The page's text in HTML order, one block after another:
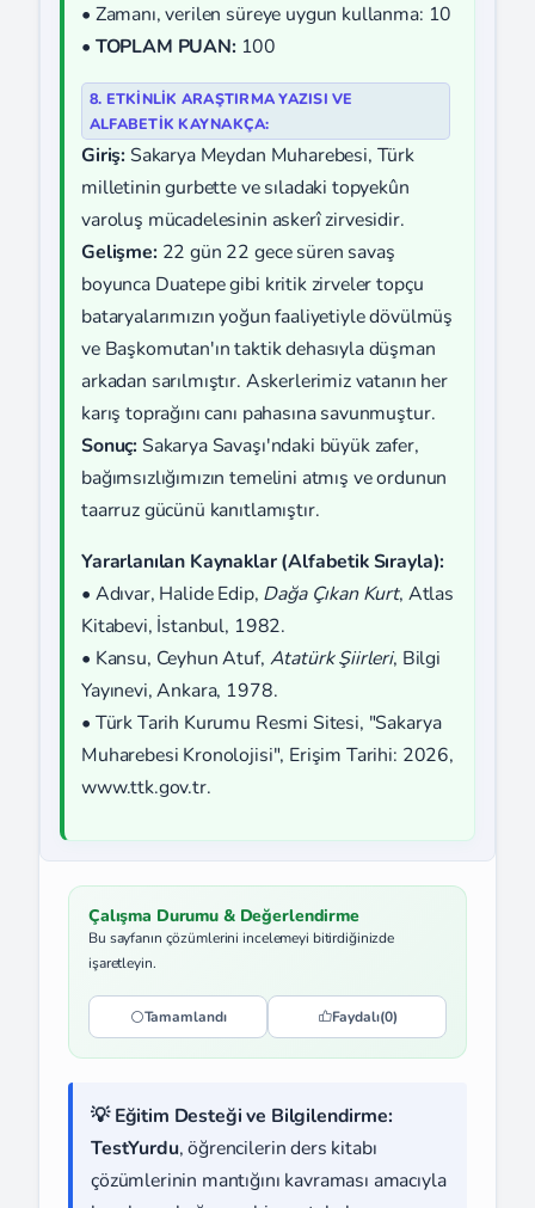
• Zamanı, verilen süreye uygun kullanma: 10
• TOPLAM PUAN: 100
8. ETKİNLİK ARAŞTIRMA YAZISI VE
ALFABETİK KAYNAKÇA:
Giriş: Sakarya Meydan Muharebesi, Türk
milletinin gurbette ve sıladaki topyekûn
varoluş mücadelesinin askerî zirvesidir.
Gelişme: 22 gün 22 gece süren savaş
boyunca Duatepe gibi kritik zirveler topçu
bataryalarımızın yoğun faaliyetiyle dövülmüş
ve Başkomutan'ın taktik dehasıyla düşman
arkadan sarılmıştır. Askerlerimiz vatanın her
karış toprağını canı pahasına savunmuştur.
Sonuç: Sakarya Savaşı'ndaki büyük zafer,
bağımsızlığımızın temelini atmış ve ordunun
taarruz gücünü kanıtlamıştır.
Yararlanılan Kaynaklar (Alfabetik Sırayla):
• Adıvar, Halide Edip, Dağa Çıkan Kurt, Atlas
Kitabevi, İstanbul, 1982.
• Kansu, Ceyhun Atuf, Atatürk Şiirleri, Bilgi
Yayınevi, Ankara, 1978.
• Türk Tarih Kurumu Resmi Sitesi, "Sakarya
Muharebesi Kronolojisi", Erişim Tarihi: 2026,
www.ttk.gov.tr.
Çalışma Durumu & Değerlendirme
Bu sayfanın çözümlerini incelemeyi bitirdiğinizde
işaretleyin.
Tamamlandı Faydalı(0)
💡 Eğitim Desteği ve Bilgilendirme:
TestYurdu, öğrencilerin ders kitabı
çözümlerinin mantığını kavraması amacıyla